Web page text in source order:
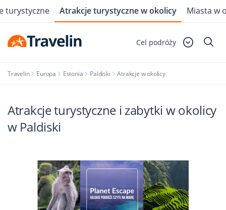
Cel podróży
Travelin Europa Estonia Paldiski Atrakcje w okolicy
turystyczne Atrakcje turystyczne w okolicy Miasta w
Atrakcje turystyczne i zabytki w okolicy
w Paldiski